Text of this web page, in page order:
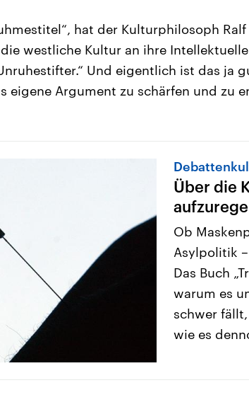
hat der Kulturphilosoph
westliche Kultur an ihre
Und eigentlich ist das ja
eigene Argument zu schärfen und zu
Über die
Ob
Asylpolitik
Das Buch
warum es
schwer
wie es